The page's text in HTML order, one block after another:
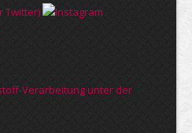
Verarbeitung unter der